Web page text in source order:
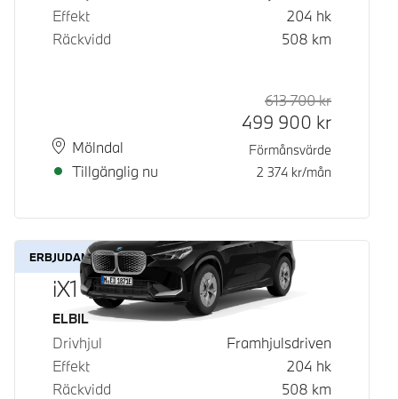
Effekt
204 hk
Räckvidd
508 km
PlatsMölndal
Leveranstid
Tillgänglig nu
Rek. ord
613 700kr
499 900 kr
Förmånsvärde
2 374 kr/mån
ERBJUDANDE
iX1 eDrive20
Bränsle
ELBIL
Drivhjul
Framhjulsdriven
Effekt
204 hk
Räckvidd
508 km